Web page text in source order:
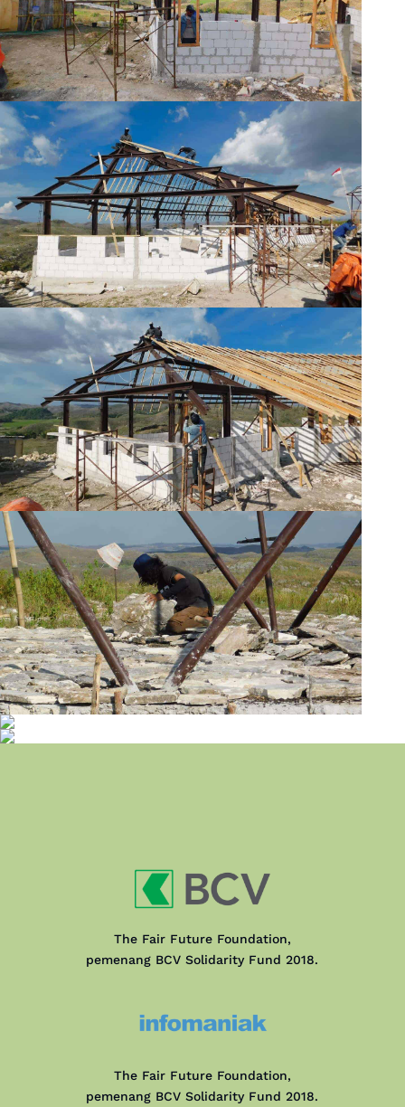
The Fair Future Foundation,
pemenang BCV Solidarity Fund 2018.
The Fair Future Foundation,
pemenang BCV Solidarity Fund 2018.